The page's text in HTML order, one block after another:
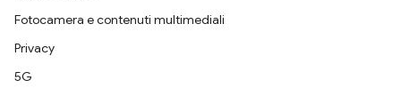
Fotocamera e contenuti multimediali
Privacy
5G